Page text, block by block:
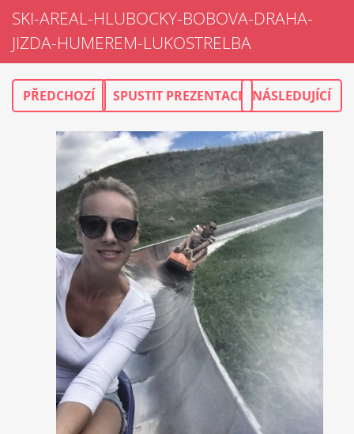
SKI-AREAL-HLUBOCKY-BOBOVA-DRAHA-
JIZDA-HUMEREM-LUKOSTRELBA
PŘEDCHOZÍ SPUSTIT PREZENTACI NÁSLEDUJÍCÍ